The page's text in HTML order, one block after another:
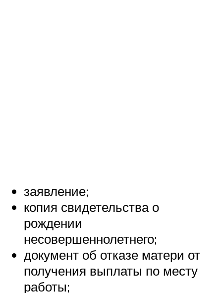
заявление;
копия свидетельства о
рождении
несовершеннолетнего;
документ об отказе матери от
получения выплаты по месту
работы;